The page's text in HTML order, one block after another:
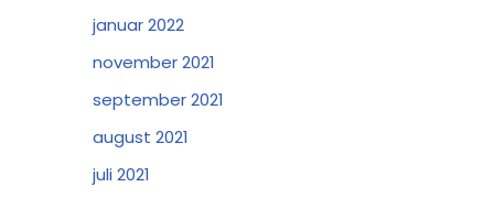
januar 2022
november 2021
september 2021
august 2021
juli 2021